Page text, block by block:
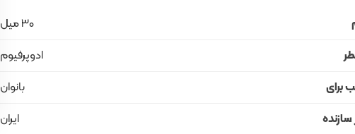
30 میل
ادوپرفیوم
برای
بانوان
ایران